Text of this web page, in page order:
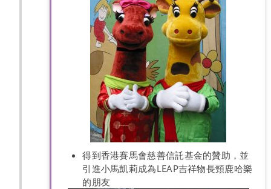
得到香港賽馬會慈善信託基金的贊助，並
引進小馬凱莉成為LEAP吉祥物長頸鹿哈樂
的朋友